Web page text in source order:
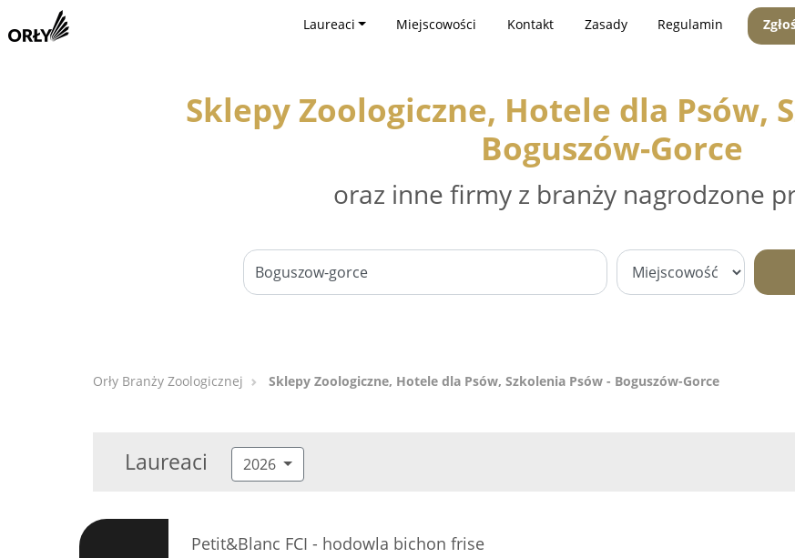
Laureaci Miejscowości Kontakt Zasady Regulamin
Sklepy Zoologiczne, Hotele dla Psów,
Boguszów-Gorce
oraz inne firmy z branży nagrodzone
Orły Branży Zoologicznej Sklepy Zoologiczne, Hotele dla Psów, Szkolenia Psów - Boguszów-Gorce
Laureaci 2026
Petit&Blanc FCI - hodowla bichon frise